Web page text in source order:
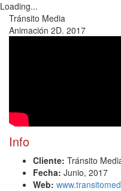
Loading...
Tránsito Media
Animación 2D. 2017
Info
Cliente: Tránsito
Fecha: Junio, 2017
Web: